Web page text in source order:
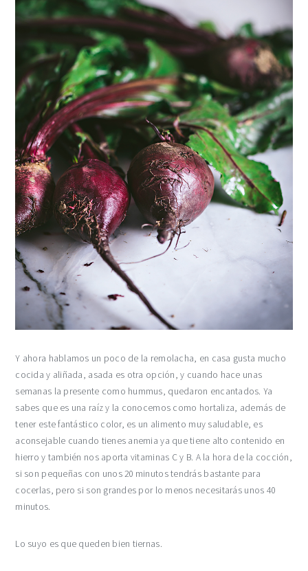
Y ahora hablamos un poco de la remolacha, en casa gusta mucho
cocida y aliñada, asada es otra opción, y cuando hace unas
semanas la presente como hummus, quedaron encantados. Ya
sabes que es una raíz y la conocemos como hortaliza, además de
tener este fantástico color, es un alimento muy saludable, es
aconsejable cuando tienes anemia ya que tiene alto contenido en
hierro y también nos aporta vitaminas C y B. A la hora de la cocción,
si son pequeñas con unos 20 minutos tendrás bastante para
cocerlas, pero si son grandes por lo menos necesitarás unos 40
minutos.
Lo suyo es que queden bien tiernas.